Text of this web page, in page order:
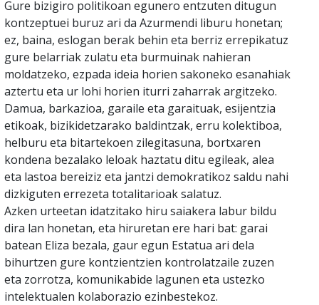
Gure bizigiro politikoan egunero entzuten ditugun
kontzeptuei buruz ari da Azurmendi liburu honetan;
ez, baina, eslogan berak behin eta berriz errepikatuz
gure belarriak zulatu eta burmuinak nahieran
moldatzeko, ezpada ideia horien sakoneko esanahiak
aztertu eta ur lohi horien iturri zaharrak argitzeko.
Damua, barkazioa, garaile eta garaituak, esijentzia
etikoak, bizikidetzarako baldintzak, erru kolektiboa,
helburu eta bitartekoen zilegitasuna, bortxaren
kondena bezalako leloak haztatu ditu egileak, alea
eta lastoa bereiziz eta jantzi demokratikoz saldu nahi
dizkiguten errezeta totalitarioak salatuz.
Azken urteetan idatzitako hiru saiakera labur bildu
dira lan honetan, eta hiruretan ere hari bat: garai
batean Eliza bezala, gaur egun Estatua ari dela
bihurtzen gure kontzientzien kontrolatzaile zuzen
eta zorrotza, komunikabide lagunen eta ustezko
intelektualen kolaborazio ezinbestekoz.